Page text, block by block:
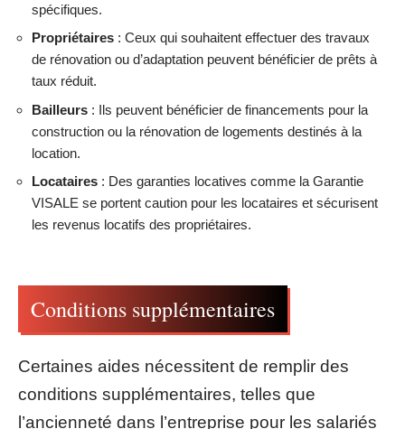
spécifiques.
Propriétaires : Ceux qui souhaitent effectuer des travaux
de rénovation ou d’adaptation peuvent bénéficier de prêts à
taux réduit.
Bailleurs : Ils peuvent bénéficier de financements pour la
construction ou la rénovation de logements destinés à la
location.
Locataires : Des garanties locatives comme la Garantie
VISALE se portent caution pour les locataires et sécurisent
les revenus locatifs des propriétaires.
Conditions supplémentaires
Certaines aides nécessitent de remplir des
conditions supplémentaires, telles que
l’ancienneté dans l’entreprise pour les salariés